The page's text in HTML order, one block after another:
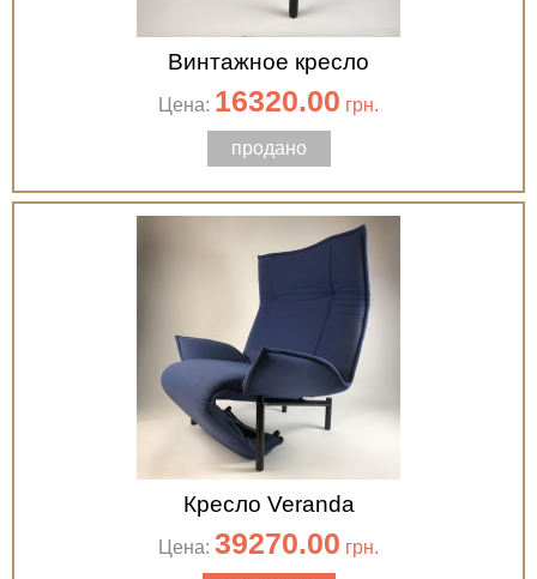
Винтажное кресло
Цена: 16320.00 грн.
продано
Кресло Veranda
Цена: 39270.00 грн.